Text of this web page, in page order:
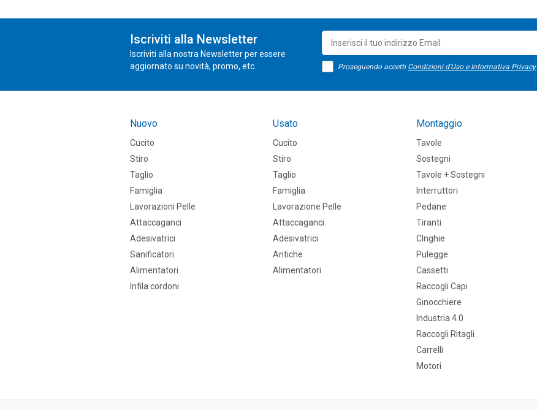
Iscriviti alla Newsletter
Iscriviti alla nostra Newsletter per essere
aggiornato su novità, promo, etc.
Proseguendo accetti Condizioni d'Uso e Informativa Privacy
Nuovo
Cucito
Stiro
Taglio
Famiglia
Lavorazioni Pelle
Attaccaganci
Adesivatrici
Sanificatori
Alimentatori
Infila cordoni
Usato
Cucito
Stiro
Taglio
Famiglia
Lavorazione Pelle
Attaccaganci
Adesivatrici
Antiche
Alimentatori
Montaggio
Tavole
Sostegni
Tavole + Sostegni
Interruttori
Pedane
Tiranti
CInghie
Pulegge
Cassetti
Raccogli Capi
Ginocchiere
Industria 4.0
Raccogli Ritagli
Carrelli
Motori